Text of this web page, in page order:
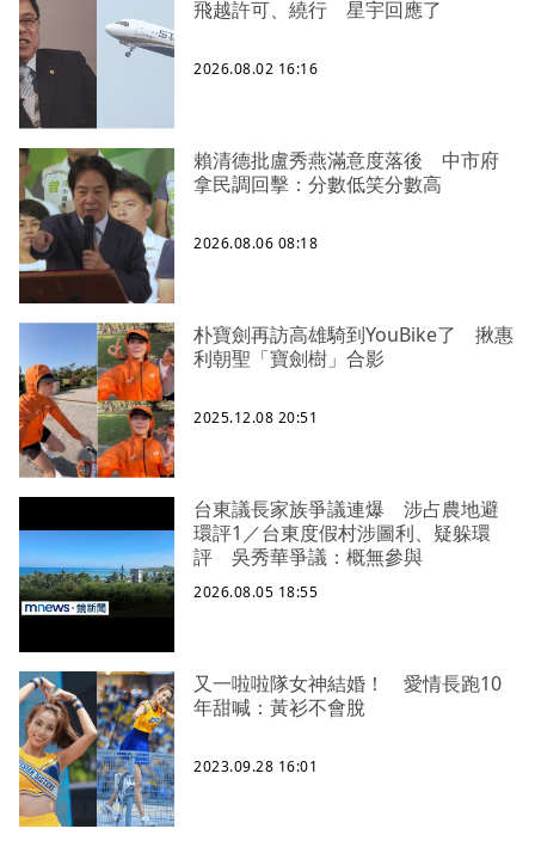
飛越許可、繞行 星宇回應了
2026.08.02 16:16
賴清德批盧秀燕滿意度落後 中市府
拿民調回擊：分數低笑分數高
2026.08.06 08:18
朴寶劍再訪高雄騎到YouBike了 揪惠
利朝聖「寶劍樹」合影
2025.12.08 20:51
台東議長家族爭議連爆 涉占農地避
環評1／台東度假村涉圖利、疑躲環
評 吳秀華爭議：概無參與
2026.08.05 18:55
又一啦啦隊女神結婚！ 愛情長跑10
年甜喊：黃衫不會脫
2023.09.28 16:01